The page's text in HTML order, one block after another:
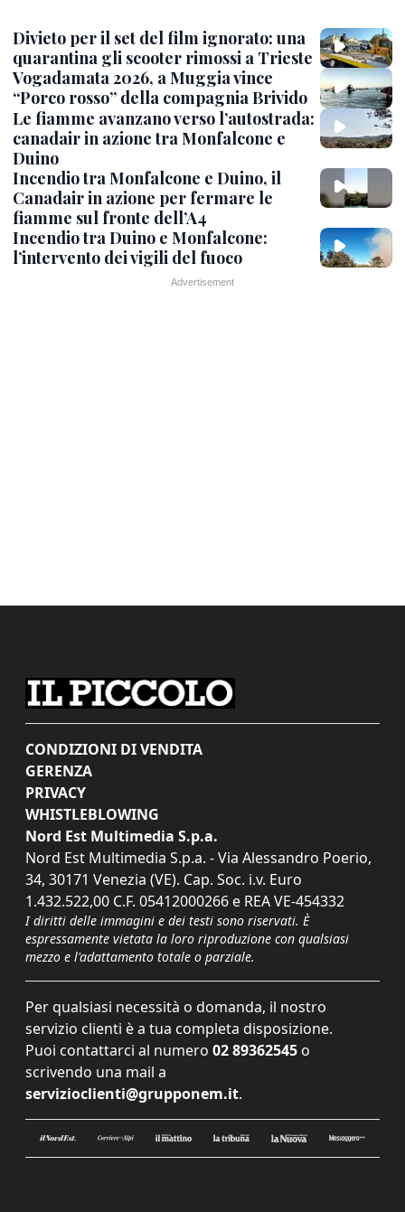
Divieto per il set del film ignorato: una
quarantina gli scooter rimossi a Trieste
Vogadamata 2026, a Muggia vince
“Porco rosso” della compagnia Brivido
Le fiamme avanzano verso l’autostrada:
canadair in azione tra Monfalcone e
Duino
Incendio tra Monfalcone e Duino, il
Canadair in azione per fermare le
fiamme sul fronte dell’A4
Incendio tra Duino e Monfalcone:
l’intervento dei vigili del fuoco
CONDIZIONI DI VENDITA
GERENZA
PRIVACY
WHISTLEBLOWING
Nord Est Multimedia S.p.a.
Nord Est Multimedia S.p.a. - Via Alessandro Poerio,
34, 30171 Venezia (VE). Cap. Soc. i.v. Euro
1.432.522,00 C.F. 05412000266 e REA VE-454332
I diritti delle immagini e dei testi sono riservati. È
espressamente vietata la loro riproduzione con qualsiasi
mezzo e l'adattamento totale o parziale.
Per qualsiasi necessità o domanda, il nostro
servizio clienti è a tua completa disposizione.
Puoi contattarci al numero 02 89362545 o
scrivendo una mail a
servizioclienti@grupponem.it.